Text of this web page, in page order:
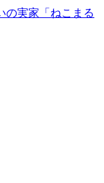
の実家「ねこまる